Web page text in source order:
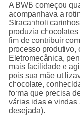
A BWB começou
acompanhava a
Stracanholi
produzia
fim de contribuir
processo produtivo,
Eletromecânica,
mais facilidade e
pois sua mãe
chocolate,
forma que precisa
várias idas e vindas
desejada).